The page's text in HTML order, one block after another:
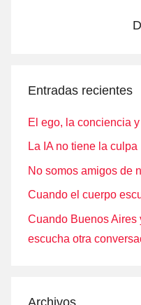
Entradas recientes
El ego, la conciencia
La IA no tiene la culpa
No somos amigos de
Cuando el cuerpo
Cuando Buenos
escucha otra
Archivos